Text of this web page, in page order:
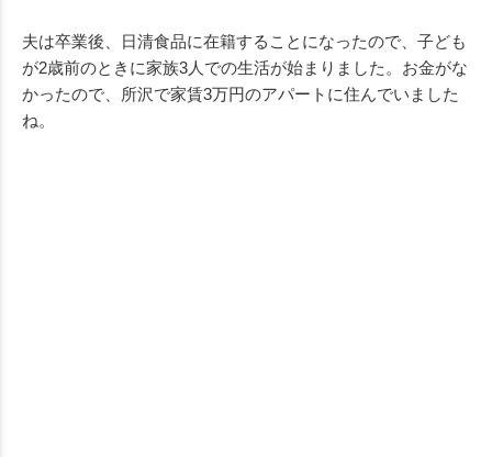
夫は卒業後、日清食品に在籍することになったので、子ども
が2歳前のときに家族3人での生活が始まりました。お金がな
かったので、所沢で家賃3万円のアパートに住んでいました
ね。